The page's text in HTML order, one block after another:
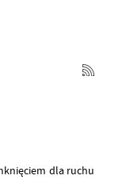
dla ruchu